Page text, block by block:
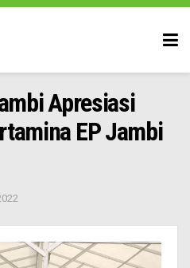
Apresiasi
EP Jambi